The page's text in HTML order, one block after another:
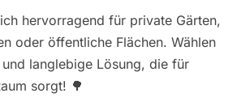
hervorragend für private Gärten,
oder öffentliche Flächen. Wählen
langlebige Lösung, die für
sorgt! 🌳